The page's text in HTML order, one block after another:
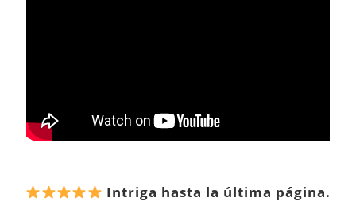
Intriga hasta la última página.